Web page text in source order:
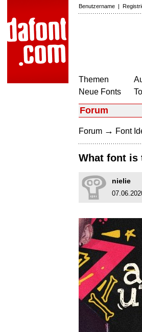
Benutzername |
Themen
Neue Fonts
Forum
Forum → Font
What font is
nielie